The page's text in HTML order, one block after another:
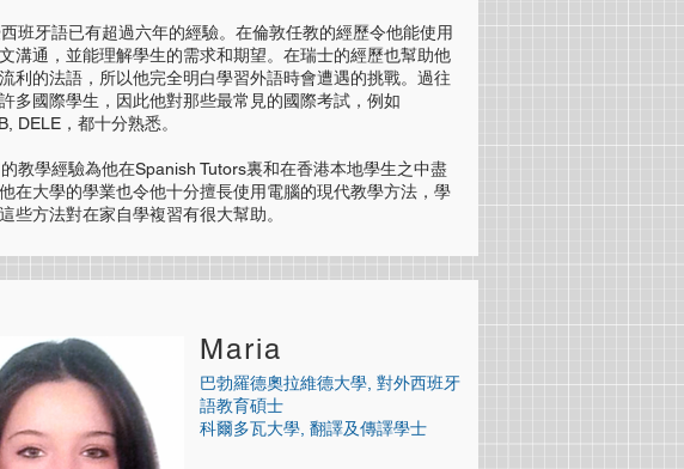
班牙語已有超過六年的經驗。在倫敦任教的經歷令他能使用
溝通，並能理解學生的需求和期望。在瑞士的經歷也幫助他
利的法語，所以他完全明白學習外語時會遭遇的挑戰。過往
多國際學生，因此他對那些最常見的國際考試，例如
DELE，都十分熟悉。
教學經驗為他在Spanish Tutors裏和在香港本地學生之中盡
在大學的學業也令他十分擅長使用電腦的現代教學方法，學
些方法對在家自學複習有很大幫助。
Maria
巴勃羅德奧拉維德大學, 對外西班牙
語教育碩士
科爾多瓦大學, 翻譯及傳譯學士